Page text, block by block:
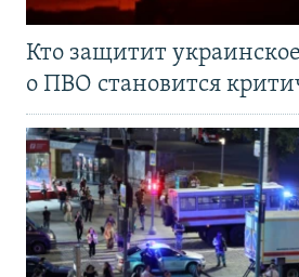
Кто защитит
о ПВО становится